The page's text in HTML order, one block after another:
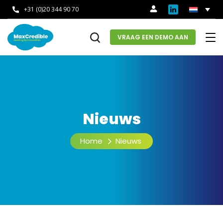
+31 (0)20 344 90 70
VRAAG EEN DEMO AAN
Nieuws
Home Nieuws